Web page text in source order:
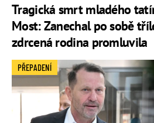
Tragická smrt mladého
Most: Zanechal po sobě
zdrcená rodina promluvila
PŘEPADENÍ